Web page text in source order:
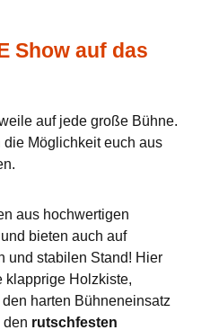
Show auf das
auf jede große Bühne.
Möglichkeit euch aus
aus hochwertigen
bieten auch auf
und stabilen Stand! Hier
klapprige Holzkiste,
harten Bühneneinsatz
den rutschfesten